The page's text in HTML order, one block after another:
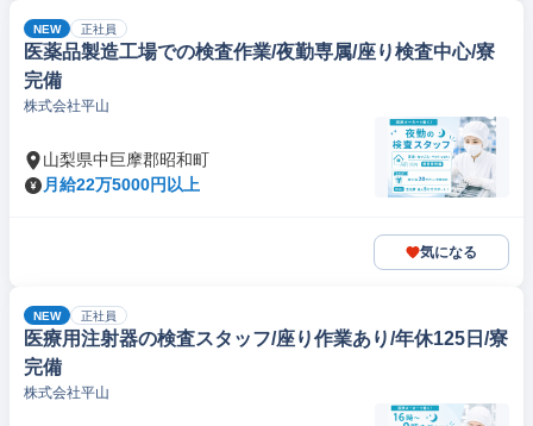
NEW 正社員
医薬品製造工場での検査作業/夜勤専属/座り検査中心/寮
完備
株式会社平山
山梨県中巨摩郡昭和町
月給22万5000円以上
気になる
NEW 正社員
医療用注射器の検査スタッフ/座り作業あり/年休125日/寮
完備
株式会社平山